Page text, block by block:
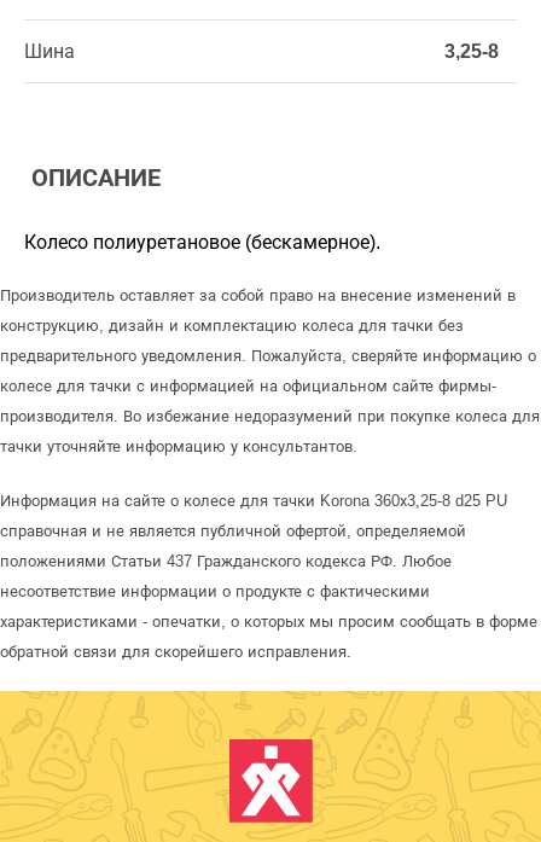
Шина 3,25-8
ОПИСАНИЕ
Колесо полиуретановое (бескамерное).
Производитель оставляет за собой право на внесение изменений в
конструкцию, дизайн и комплектацию колеса для тачки без
предварительного уведомления. Пожалуйста, сверяйте информацию о
колесе для тачки с информацией на официальном сайте фирмы-
производителя. Во избежание недоразумений при покупке колеса для
тачки уточняйте информацию у консультантов.
Информация на сайте о колесе для тачки Korona 360х3,25-8 d25 PU
справочная и не является публичной офертой, определяемой
положениями Статьи 437 Гражданского кодекса РФ. Любое
несоответствие информации о продукте с фактическими
характеристиками - опечатки, о которых мы просим сообщать в форме
обратной связи для скорейшего исправления.